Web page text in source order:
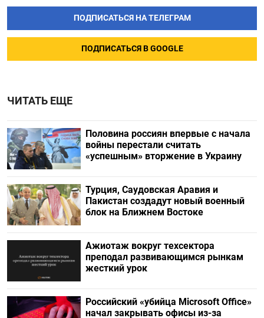
ПОДПИСАТЬСЯ НА ТЕЛЕГРАМ
ПОДПИСАТЬСЯ В GOOGLE
ЧИТАТЬ ЕЩЕ
Половина россиян впервые с начала
войны перестали считать
«успешным» вторжение в Украину
Турция, Саудовская Аравия и
Пакистан создадут новый военный
блок на Ближнем Востоке
Ажиотаж вокруг техсектора
преподал развивающимся рынкам
жесткий урок
Российский «убийца Microsoft Office»
начал закрывать офисы из-за